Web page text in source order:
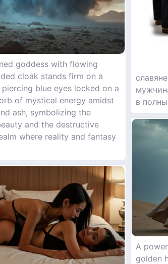
goddess with flowing
cloak stands firm on a
blue eyes locked on a
of mystical energy amidst
ash, symbolizing the
and the destructive
where reality and fantasy
в
A
golden